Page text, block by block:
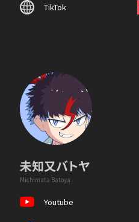
TikTok
未知又バトヤ
Michimata Batoya
Youtube